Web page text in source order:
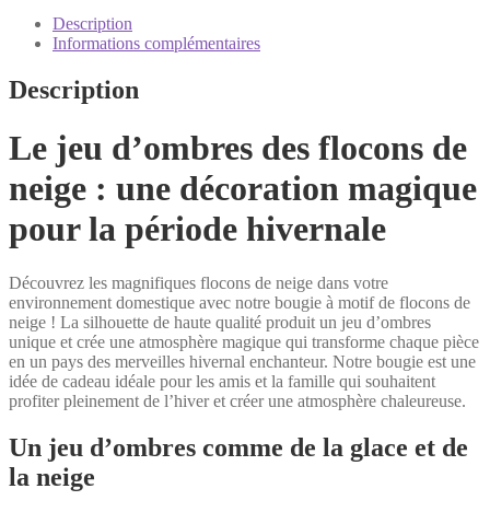
neige
Tube
Description
Informations complémentaires
Description
Le jeu d’ombres des flocons de
neige : une décoration magique
pour la période hivernale
Découvrez les magnifiques flocons de neige dans votre
environnement domestique avec notre bougie à motif de flocons de
neige ! La silhouette de haute qualité produit un jeu d’ombres
unique et crée une atmosphère magique qui transforme chaque pièce
en un pays des merveilles hivernal enchanteur. Notre bougie est une
idée de cadeau idéale pour les amis et la famille qui souhaitent
profiter pleinement de l’hiver et créer une atmosphère chaleureuse.
Un jeu d’ombres comme de la glace et de
la neige